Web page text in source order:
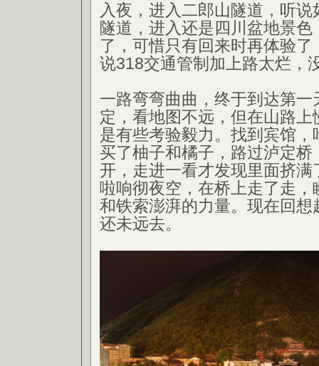
入夜，进入二郎山隧道，听
隧道，进入还是四川盆地景色
了，可惜只有回来时再体验
说318交通管制加上路太烂，
一路弯弯曲曲，终于到达第一
定，看地图不远，但在山路
是有些考验毅力。找到宾馆
买了柚子和橘子，路过泸定桥
开，走进一看才发现里面挤满
啦响彻夜空，在桥上走了走，
和铁索澎湃的力量。现在回想
还未远去。